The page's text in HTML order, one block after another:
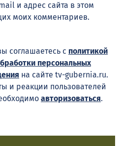
и адрес сайта в этом
моих комментариев.
соглашаетесь с политикой
персональных
на сайте tv-gubernia.ru.
и реакции пользователей
авторизоваться.